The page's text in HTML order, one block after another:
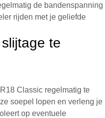
de bandenspanning
rijden met je geliefde
te
Classic regelmatig te
soepel lopen en verleng je
op eventuele